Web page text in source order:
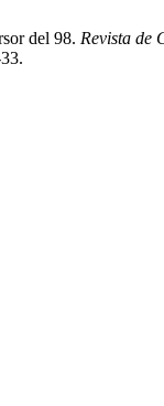
del 98. Revista de